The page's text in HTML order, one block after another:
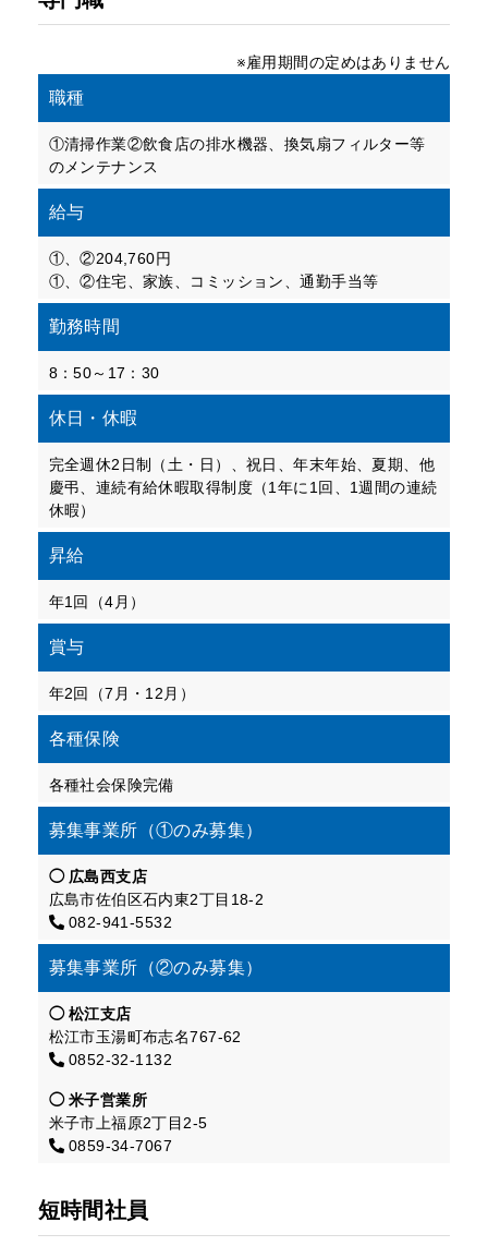
※雇用期間の定めはありません
職種
①清掃作業②飲食店の排水機器、換気扇フィルター等
のメンテナンス
給与
①、②204,760円
①、②住宅、家族、コミッション、通勤手当等
勤務時間
8：50～17：30
休日・休暇
完全週休2日制（土・日）、祝日、年末年始、夏期、他
慶弔、連続有給休暇取得制度（1年に1回、1週間の連続
休暇）
昇給
年1回（4月）
賞与
年2回（7月・12月）
各種保険
各種社会保険完備
募集事業所（①のみ募集）
広島西支店
広島市佐伯区石内東2丁目18-2
082-941-5532
募集事業所（②のみ募集）
松江支店
松江市玉湯町布志名767-62
0852-32-1132
米子営業所
米子市上福原2丁目2-5
0859-34-7067
短時間社員